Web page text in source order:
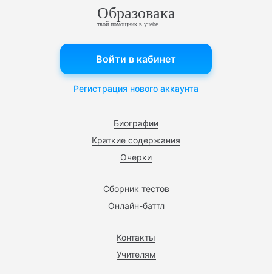
Образовака
твой помощник в учебе
Биографии
Краткие содержания
Очерки
Сборник тестов
Онлайн-баттл
Контакты
Учителям
Войти в кабинет
Регистрация нового аккаунта